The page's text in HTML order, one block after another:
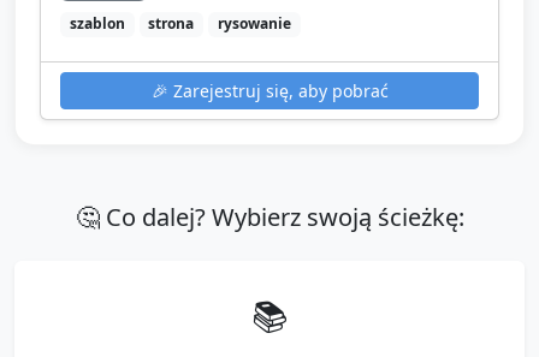
szablon
strona rysowanie
🎉 Zarejestruj się, aby pobrać
🤔 Co dalej? Wybierz swoją ścieżkę:
📚